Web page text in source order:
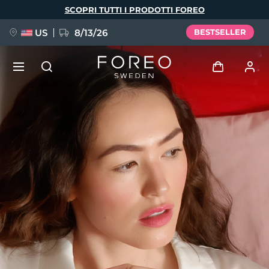
SCOPRI TUTTI I PRODOTTI FOREO
US 8/13/26 BESTSELLER
Accedi
Profilo utente
I miei dispositivi
I miei ordini
I miei indirizzi
I miei abbonamenti
FAQ™ Pure Beauty-Tech Elixir
BREAKING NEWS
issa™ Teeth Whitening Set
Lingua
English Deutsch
Español
Français
Português
Polski
Svenska
Русский
Türkçe
简体中文 繁體中文